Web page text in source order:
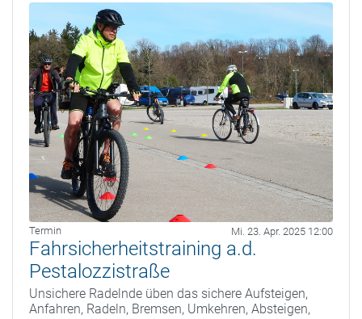
Termin Mi. 23. Apr. 2025 12:00
Fahrsicherheitstraining a.d.
Pestalozzistraße
Unsichere Radelnde üben das sichere Aufsteigen,
Anfahren, Radeln, Bremsen, Umkehren, Absteigen,